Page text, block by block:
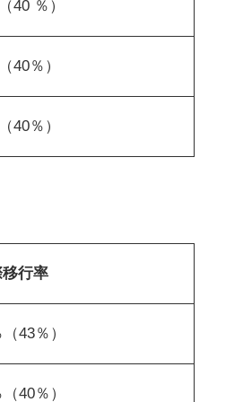
40 ％）
40％）
40％）
行率
43％）
40％）